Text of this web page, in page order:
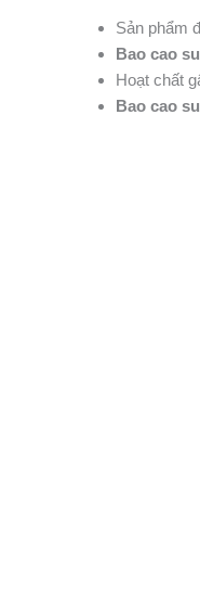
Sản phẩm
Bao cao
Hoạt chất
Bao cao